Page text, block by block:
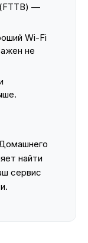
(FTTB) —
Wi-Fi
не
найти
сервис